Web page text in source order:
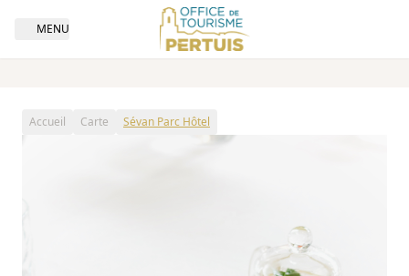
Open navigation
MENU
Accueil Carte Sévan Parc Hôtel